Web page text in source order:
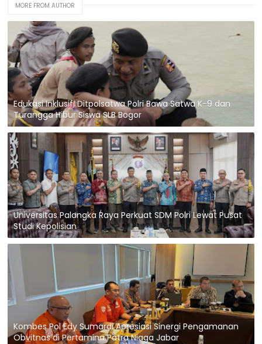
MORE FROM AUTHOR
Edukasi Inklusif, Ditpolsatwa Polri Bawa Satwa K-9 dan
Turangga Hibur Siswa SLB Bogor
Universitas Palangka Raya Perkuat SDM Polri Lewat Pusat
Studi Kepolisian
Kombes Pol Edy Sumardi Apresiasi Sinergi Pengamanan
Obvitnas di Pertamina Patra Niaga Jabar